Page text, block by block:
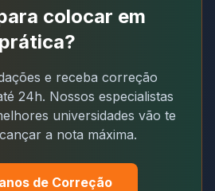
colocar em
prática?
e receba correção
24h. Nossos especialistas
universidades vão te
a nota máxima.
de Correção